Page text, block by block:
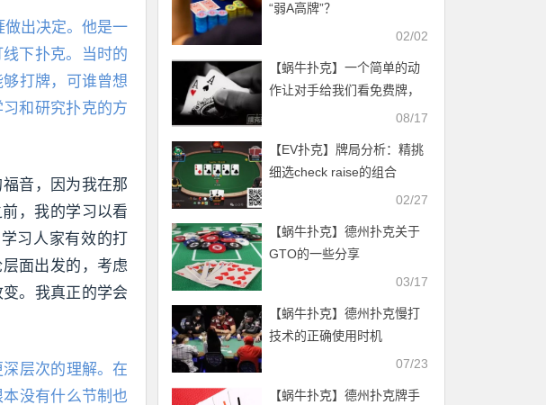
做出决定。他是一
下扑克。当时的
打牌，可谁曾想
和研究扑克的方
音，因为我在那
，我的学习以看
习人家有效的打
面出发的，考虑
。我真正的学会
层次的理解。在
没有什么节制也
“弱A高牌”？
02/02
【蜗牛扑克】一个简单的动
作让对手给我们看免费牌，
08/17
【EV扑克】牌局分析：精挑
细选check raise的组合
02/27
【蜗牛扑克】德州扑克关于
GTO的一些分享
03/17
【蜗牛扑克】德州扑克慢打
技术的正确使用时机
07/23
【蜗牛扑克】德州扑克牌手